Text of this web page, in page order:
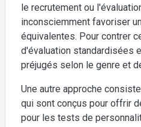
le recrutement ou
inconsciemment favoriser
équivalentes. Pour contrer
d'évaluation standardisées
préjugés selon le genre et
Une autre approche
qui sont conçus pour offrir
pour les tests de